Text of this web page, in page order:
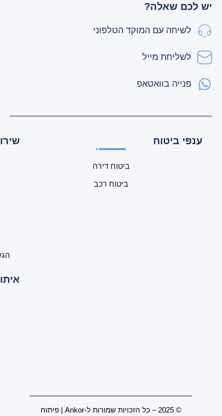
יש לכם שאלה?
לשיחה עם המוקד הטלפוני
לשליחת מייל
פנייה בוואטאפ
ענפי ביטוח
ביטוח דירה
ביטוח רכב
© 2025 – כל הזכויות שמורות ל- Ankor | פיתוח